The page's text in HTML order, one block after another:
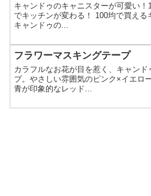
キャンドゥのキャニスターが可愛い！
でキッチンが変わる！ 100均で買える
キャンドゥの...
フラワーマスキングテープ
カラフルなお花が目を惹く、キャン
プ。やさしい雰囲気のピンク×イエロ
青が印象的なレッド...